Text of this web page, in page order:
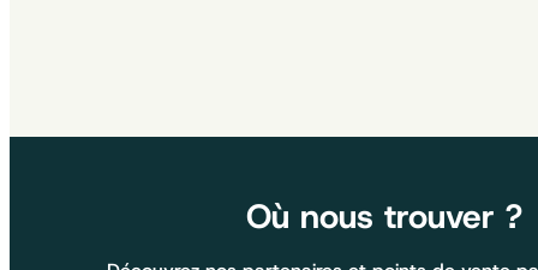
Où nous trouver ?